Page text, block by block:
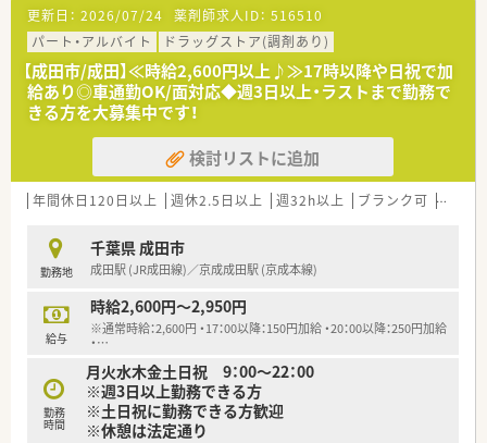
■薬剤師が中心の会社だからこそ活躍できるキャリアパスが多
種多様に用意されています。
■店舗拡大に伴い、エリアマネジャーや営業部長等のマネジメン
トのポジションも増えます。
■在宅や教育等の専門性を活かせるスペシャリストを目指すこ
とも可能です。
■その他にも、管理部門や商品部門等の本社スタッフなど活動領
域は多種多様です。
■在宅実施店舗は年々増加しており、在宅医療へもしっかりと関
わる事ができます。
時短勤務ができるよう変更予定です。
■日用品から常備薬まで、従業員割引制度など嬉しいメリットも
たくさんあります！
更新日： 2026/07/24 薬剤師求人ID： 516510
パート・アルバイト
ドラッグストア(調剤あり)
【成田市/成田】≪時給2,600円以上♪≫17時以降や日祝で加
給あり◎車通勤OK/面対応◆週3日以上・ラストまで勤務で
きる方を大募集中です！
検討リストに追加
年間休日120日以上 週休2.5日以上 週32h以上 ブランク可 残業
勤務地
千葉県 成田市
成田駅 (JR成田線)／京成成田駅 (京成本線)
給与
時給2,600円～2,950円
※通常時給：2,600円 ・17：00以降：150円加給 ・20：00以降：250円加給
・…
勤務
時間
月火水木金土日祝 9：00～22：00
※週3日以上勤務できる方
※土日祝に勤務できる方歓迎
※休憩は法定通り